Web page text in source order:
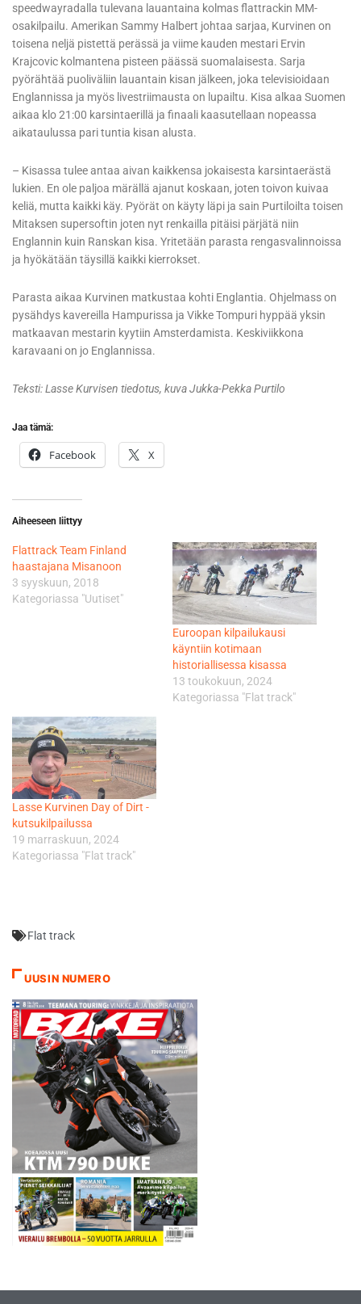
speedwayradalla tulevana lauantaina kolmas flattrackin MM-
osakilpailu. Amerikan Sammy Halbert johtaa sarjaa, Kurvinen on
toisena neljä pistettä perässä ja viime kauden mestari Ervin
Krajcovic kolmantena pisteen päässä suomalaisesta. Sarja
pyörähtää puoliväliin lauantain kisan jälkeen, joka televisioidaan
Englannissa ja myös livestriimausta on lupailtu. Kisa alkaa Suomen
aikaa klo 21:00 karsintaerillä ja finaali kaasutellaan nopeassa
aikataulussa pari tuntia kisan alusta.
– Kisassa tulee antaa aivan kaikkensa jokaisesta karsintaerästä
lukien. En ole paljoa märällä ajanut koskaan, joten toivon kuivaa
keliä, mutta kaikki käy. Pyörät on käyty läpi ja sain Purtiloilta toisen
Mitaksen supersoftin joten nyt renkailla pitäisi pärjätä niin
Englannin kuin Ranskan kisa. Yritetään parasta rengasvalinnoissa
ja hyökätään täysillä kaikki kierrokset.
Parasta aikaa Kurvinen matkustaa kohti Englantia. Ohjelmass on
pysähdys kavereilla Hampurissa ja Vikke Tompuri hyppää yksin
matkaavan mestarin kyytiin Amsterdamista. Keskiviikkona
karavaani on jo Englannissa.
Teksti: Lasse Kurvisen tiedotus, kuva Jukka-Pekka Purtilo
Jaa tämä:
Facebook X
Aiheeseen liittyy
Flattrack Team Finland
haastajana Misanoon
3 syyskuun, 2018
Kategoriassa "Uutiset"
Euroopan kilpailukausi
käyntiin kotimaan
historiallisessa kisassa
13 toukokuun, 2024
Kategoriassa "Flat track"
Lasse Kurvinen Day of Dirt -
kutsukilpailussa
19 marraskuun, 2024
Kategoriassa "Flat track"
Flat track
UUSIN NUMERO